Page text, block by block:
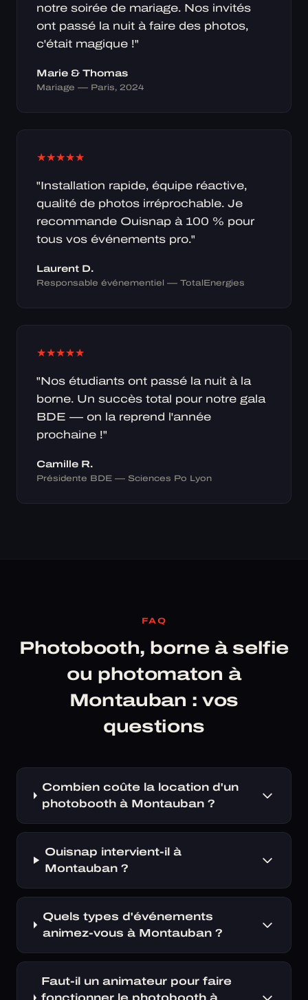
notre soirée de mariage. Nos invités
ont passé la nuit à faire des photos,
c'était magique !"
Marie & Thomas
Mariage — Paris, 2024
★★★★★
"Installation rapide, équipe réactive,
qualité de photos irréprochable. Je
recommande Ouisnap à 100 % pour
tous vos événements pro."
Laurent D.
Responsable événementiel — TotalEnergies
★★★★★
"Nos étudiants ont passé la nuit à la
borne. Un succès total pour notre gala
BDE — on la reprend l'année
prochaine !"
Camille R.
Présidente BDE — Sciences Po Lyon
FAQ
Photobooth, borne à selfie
ou photomaton à
Montauban : vos
questions
Combien coûte la location d'un
photobooth à Montauban ?
Ouisnap intervient-il à
Montauban ?
Quels types d'événements
animez-vous à Montauban ?
Faut-il un animateur pour faire
fonctionner le photobooth à